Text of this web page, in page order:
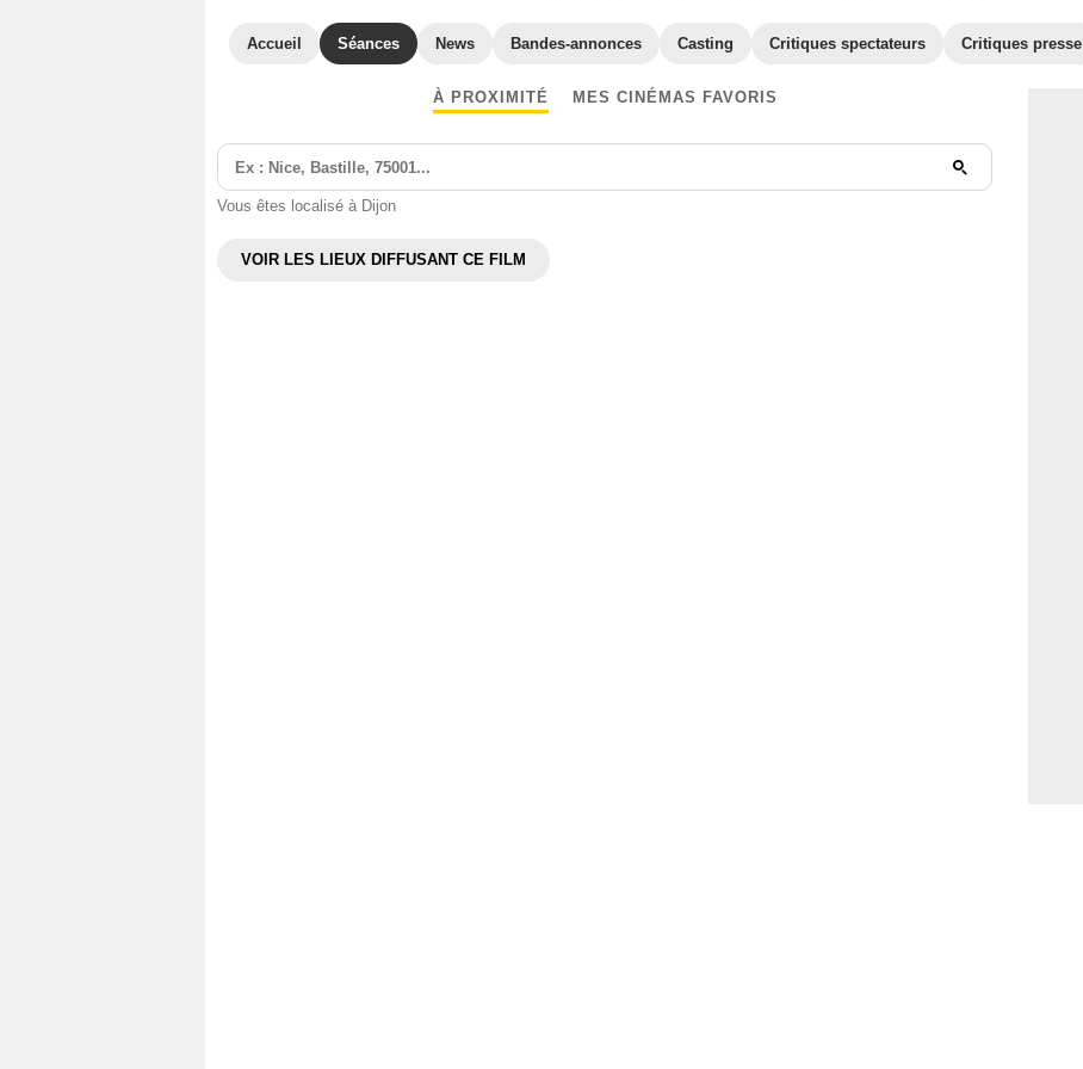
Accueil Séances News Bandes-annonces Casting Critiques spectateurs Critiques presse
À PROXIMITÉ MES CINÉMAS FAVORIS
Vous êtes localisé à Dijon
VOIR LES LIEUX DIFFUSANT CE FILM